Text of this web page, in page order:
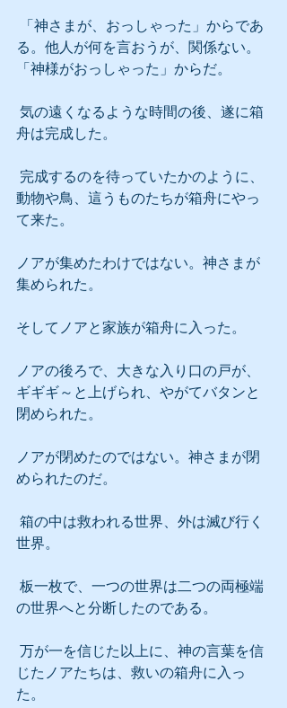
る。他人が何を言おうが、関係ない。
「神様がおっしゃった」からだ。
舟は完成した。
動物や鳥、這うものたちが箱舟にやっ
て来た。
ノアが集めたわけではない。神さまが
集められた。
そしてノアと家族が箱舟に入った。
ノアの後ろで、大きな入り口の戸が、
ギギギ～と上げられ、やがてバタンと
閉められた。
ノアが閉めたのではない。神さまが閉
められたのだ。
世界。
の世界へと分断したのである。
じたノアたちは、救いの箱舟に入っ
た。